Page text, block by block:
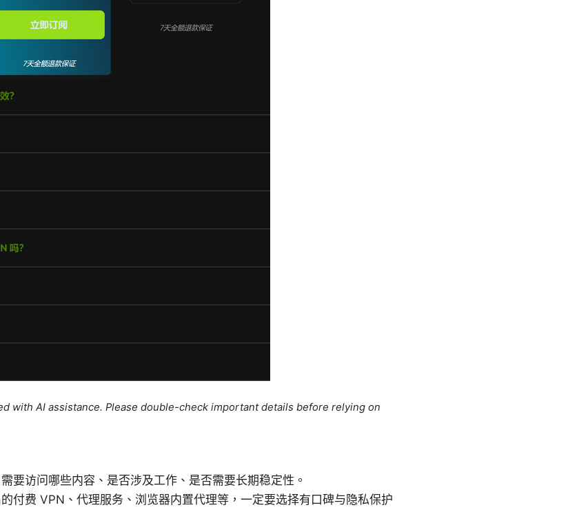
with AI assistance. Please double-check important details before relying on
要访问哪些内容、是否涉及工作、是否需要长期稳定性。
付费 VPN、代理服务、浏览器内置代理等，一定要选择有口碑与隐私保护